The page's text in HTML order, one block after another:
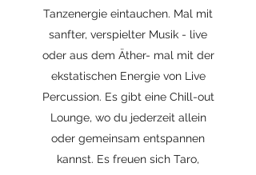
Tanzenergie eintauchen. Mal mit
sanfter, verspielter Musik - live
oder aus dem Äther- mal mit der
ekstatischen Energie von Live
Percussion. Es gibt eine Chill-out
Lounge, wo du jederzeit allein
oder gemeinsam entspannen
kannst. Es freuen sich Taro,